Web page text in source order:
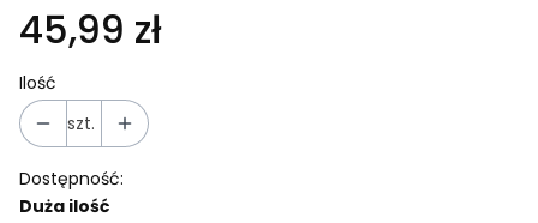
45,99 zł
Ilość
szt.
Dostępność:
Duża ilość